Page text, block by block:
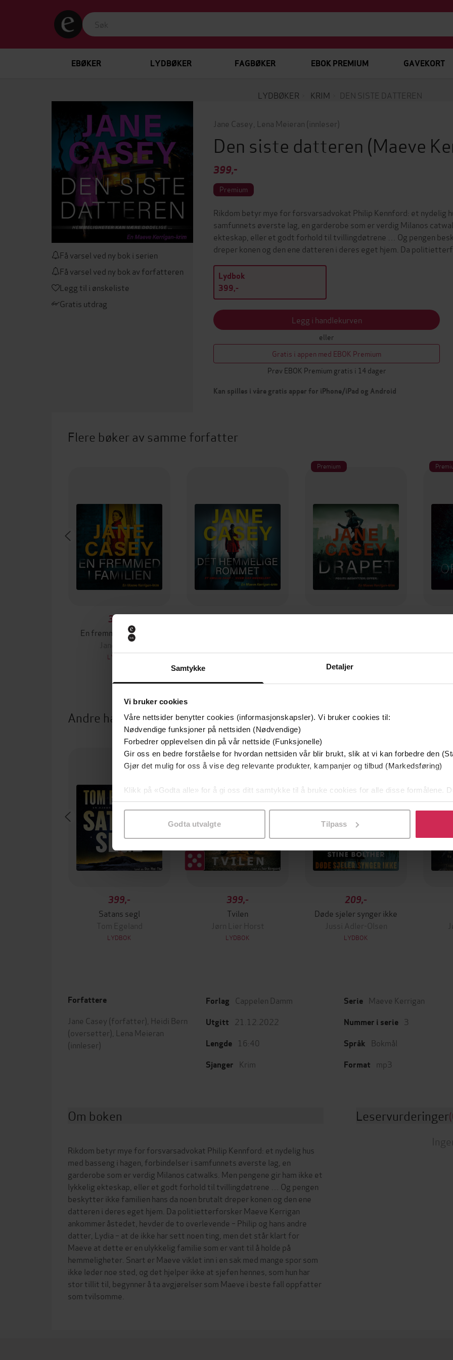
Samtykke Detaljer
Vi bruker cookies
Våre nettsider benytter cookies (informasjonskapsler). Vi bruker cookies til:
Nødvendige funksjoner på nettsiden (Nødvendige)
Forbedrer opplevelsen din på vår nettside (Funksjonelle)
Gir oss en bedre forståelse for hvordan nettsiden vår blir brukt, slik at vi kan forbedre den
Gjør det mulig for oss å vise deg relevante produkter, kampanjer og tilbud (Markedsføring)
Klikk på «Godta alle» for å gi oss ditt samtykke til å bruke cookies for alle disse formålene.
samtykke til spesifikke formål ved å klikke på «Tilpass». Du kan når som helst trekke
Godta utvalgte Tilpass
EBØKER LYDBØKER FAGBØKER EBOK PREMIUM GAVEKORT
LYDBØKER KRIM DEN SISTE DATTEREN
Få varsel ved ny bok i serien
Få varsel ved ny bok av forfatteren
Legg til i ønskeliste
Gratis utdrag
Jane Casey Lena Meieran (innleser)
Den siste datteren (Maeve
399,-
Premium
Rikdom betyr mye for forsvarsadvokat Philip Kennford: et nydelig
samfunnets øverste lag, en garderobe som er verdig Milanos
ekteskap, eller et godt forhold til tvillingdøtrene … Og pengen
dreper konen og den ene datteren i deres eget hjem. Da
Lydbok
399,-
Legg i handlekurven
eller
Gratis i appen med EBOK Premium
Prøv EBOK Premium gratis i 14 dager
Kan spilles i våre gratis apper for iPhone/iPad og Android
Flere bøker av samme forfatter
399,-
En fremmed i familien
Jane Casey
LYDBOK
Premium
Andre har også kjøpt
399,-
Satans segl
Tom Egeland
LYDBOK
399,-
Tvilen
Jørn Lier Horst
LYDBOK
Første gang på tilbud
209,-
Døde sjeler synger ikke
Jussi Adler-Olsen
LYDBOK
Første
Forfattere
Jane Casey (forfatter), Heidi Bern
(oversetter),
Lena Meieran
(innleser)
Forlag Cappelen Damm
Utgitt 21.12.2022
Lengde 16:40
Sjanger Krim
Serie Maeve Kerrigan
Nummer i serie 3
Språk Bokmål
Format mp3
Om boken
Rikdom betyr mye for forsvarsadvokat Philip Kennford: et nydelig hus
med basseng i hagen, forbindelser i samfunnets øverste lag, en
garderobe som er verdig Milanos catwalks. Men pengene gir ham ikke et
lykkelig ekteskap, eller et godt forhold til tvillingdøtrene … Og pengen
beskytter ikke familien hans da noen brutalt dreper konen og den ene
datteren i deres eget hjem. Da politietterforsker Maeve Kerrigan
ankommer åstedet, hevder de to overlevende – Philip og hans andre
datter, Lydia – at de ikke har sett noen ting, men det står klart for
Maeve at dette er en ulykkelig familie som er vant til å holde på
hemmeligheter. Snart er Maeve viklet inn i en sak med mange spor som
ikke leder noe sted, og det hjelper ikke at sjefen hennes, som hun har
stor tillit til, begynner å ta avgjørelser som Maeve i beste fall oppfatter
som tvilsomme.
Leservurderinger